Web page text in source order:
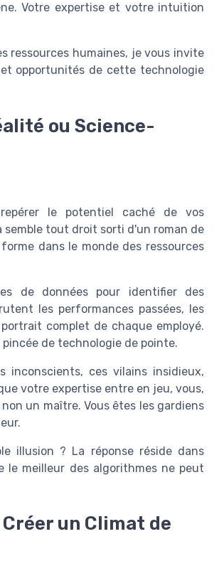
Votre expertise et votre intuition
ressources humaines, je vous invite
opportunités de cette technologie
ou Science-
le potentiel caché de vos
semble tout droit sorti d'un roman de
dans le monde des ressources
de données pour identifier des
les performances passées, les
complet de chaque employé.
de technologie de pointe.
inconscients, ces vilains insidieux,
votre expertise entre en jeu, vous,
un maître. Vous êtes les gardiens
illusion ? La réponse réside dans
le meilleur des algorithmes ne peut
un Climat de